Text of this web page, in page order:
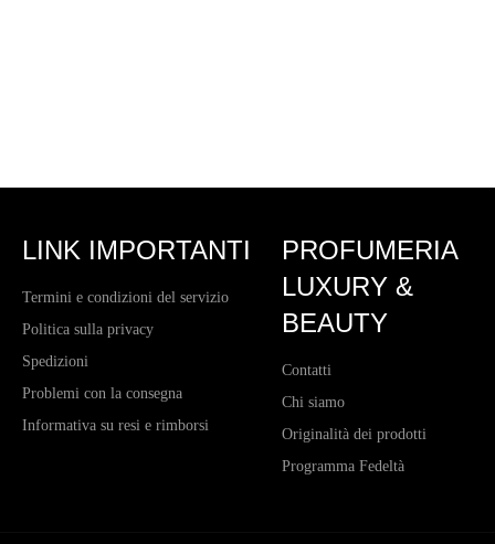
LINK IMPORTANTI
Termini e condizioni del servizio
Politica sulla privacy
Spedizioni
Problemi con la consegna
Informativa su resi e rimborsi
PROFUMERIA
LUXURY &
BEAUTY
Contatti
Chi siamo
Originalità dei prodotti
Programma Fedeltà